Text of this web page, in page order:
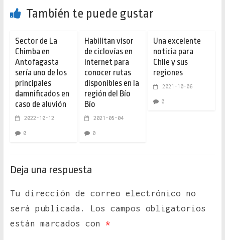
También te puede gustar
Sector de La
Chimba en
Antofagasta
sería uno de los
principales
damnificados en
caso de aluvión
2022-10-12
0
Habilitan visor
de ciclovías en
internet para
conocer rutas
disponibles en la
región del Bío
Bío
2021-05-04
0
Una excelente
noticia para
Chile y sus
regiones
2021-10-06
0
Deja una respuesta
Tu dirección de correo electrónico no
será publicada.
Los campos obligatorios
están marcados con *